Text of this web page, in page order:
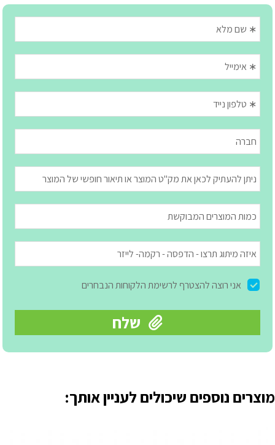
מוצרים נוספים שיכולים לעניין אותך: